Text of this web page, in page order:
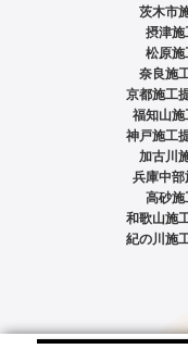
茨木市
摂津施
松原施
奈良施
京都施工
福知山施
神戸施工
加古川
兵庫中部
高砂施
和歌山施
紀の川施